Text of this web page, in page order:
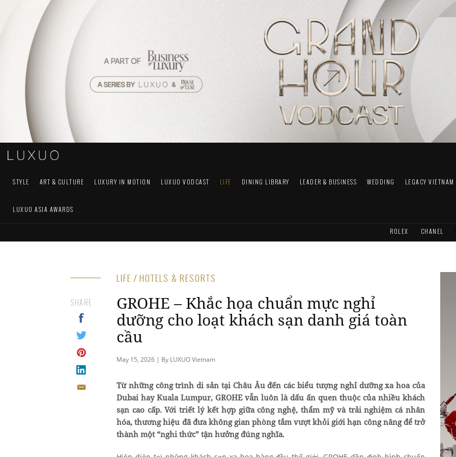
STYLE ART & CULTURE LUXURY IN MOTION LUXUO VODCAST LIFE DINING LIBRARY LEADER & BUSINESS WEDDING LEGACY VIETNAM
LUXUO ASIA AWARDS
ROLEX CHANEL
LIFE / HOTELS & RESORTS
GROHE – Khắc họa chuẩn mực nghỉ
dưỡng cho loạt khách sạn danh giá toàn
cầu
May 15, 2026 | By LUXUO Vietnam
SHARE
Từ những công trình di sản tại Châu Âu đến các biểu tượng nghỉ dưỡng xa hoa của
Dubai hay Kuala Lumpur, GROHEvẫn luôn là dấu ấn quen thuộc của nhiều khách
sạn cao cấp. Với triết lý kết hợp giữa công nghệ, thẩm mỹ và trải nghiệm cá nhân
hóa, thương hiệu đã đưa không gian phòng tắm vượt khỏi giới hạn công năng để trở
thành một “nghi thức” tận hưởng đúng nghĩa.